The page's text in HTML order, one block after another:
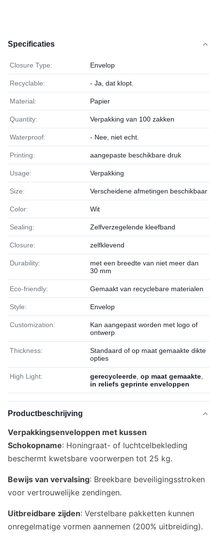
Specificaties
Closure Type: Envelop
Recyclable: - Ja, dat klopt.
Material: Papier
Quantity: Verpakking van 100 zakken
Waterproof: - Nee, niet echt.
Printing: aangepaste beschikbare druk
Usage: Verpakking
Size: Verscheidene afmetingen beschikbaar
Color: Wit
Sealing: Zelfverzegelende kleefband
Closure: zelfklevend
Durability:
met een breedte van niet meer dan
30 mm
Eco-friendly: Gemaakt van recyclebare materialen
Style: Envelop
Customization:
Kan aangepast worden met logo of
ontwerp
Thickness:
Standaard of op maat gemaakte dikte
opties
High Light: gerecycleerde op maat gemaakte
in reliefs geprinte enveloppen
Productbeschrijving
Verpakkingsenveloppen met kussen
Schokopname: Honingraat- of luchtcelbekleding
beschermt kwetsbare voorwerpen tot 25 kg.
Bewijs van vervalsing: Breekbare beveiligingsstroken
voor vertrouwelijke zendingen.
Uitbreidbare zijden: Verstelbare pakketten kunnen
onregelmatige vormen aannemen (200% uitbreiding).